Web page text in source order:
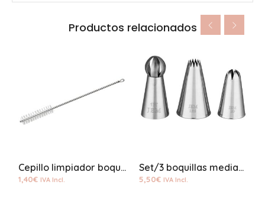
Productos relacionados
Cepillo limpiador boquillas cerda pequeña
1,40€ IVA Incl.
Set/3 boquillas medianas cupcake
5,50€ IVA Incl.